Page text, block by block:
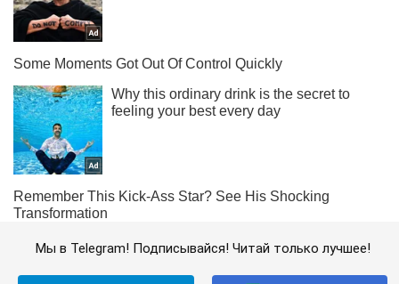
Мы в Telegram! Подписывайся! Читай только лучшее!